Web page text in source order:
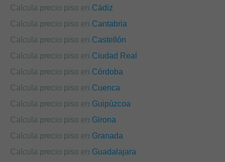
Calcula precio piso en Cádiz
Calcula precio piso en Cantabria
Calcula precio piso en Castellón
Calcula precio piso en Ciudad Real
Calcula precio piso en Córdoba
Calcula precio piso en Cuenca
Calcula precio piso en Guipúzcoa
Calcula precio piso en Girona
Calcula precio piso en Granada
Calcula precio piso en Guadalajara